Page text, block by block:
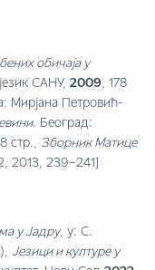
обичаја у
САНУ, 2009, 178
Мирјана Петровић-
. Београд:
стр., Зборник Матице
2013, 239–241]
у Јадру, у: С.
Језици и културе у